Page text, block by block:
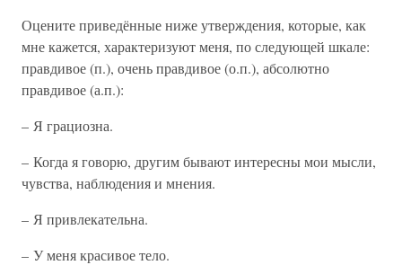
Оцените приведённые ниже утверждения, которые, как
мне кажется, характеризуют меня, по следующей шкале:
правдивое (п.), очень правдивое (о.п.), абсолютно
правдивое (а.п.):
– Я грациозна.
– Когда я говорю, другим бывают интересны мои мысли,
чувства, наблюдения и мнения.
– Я привлекательна.
– У меня красивое тело.